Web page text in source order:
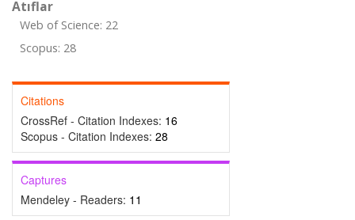
Atıflar
Web of Science: 22
Scopus: 28
Citations
CrossRef - Citation Indexes: 16
Scopus - Citation Indexes: 28
Captures
Mendeley - Readers: 11